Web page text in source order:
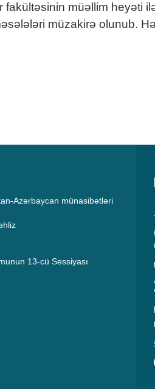
müəllim heyəti
müzakirə olunub.
Azərbaycan münasibətləri
13-cü Sessiyası